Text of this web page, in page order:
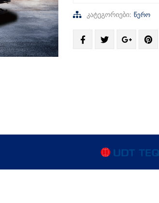
კატეგორიები: წერო